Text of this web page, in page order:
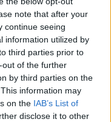
note that after your
continue seeing
information utilized by
third parties prior to
of the further
by third parties on the
information may
on the IAB’s List of
disclose it to other